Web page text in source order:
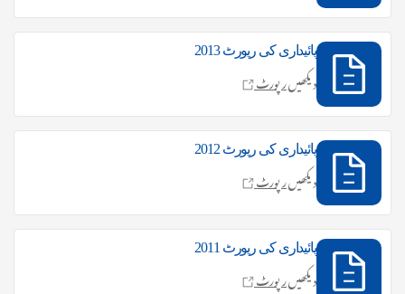
پائیداری کی رپورٹ 2013
دیکھیںرپورٹ
پائیداری کی رپورٹ 2012
دیکھیںرپورٹ
پائیداری کی رپورٹ 2011
دیکھیںرپورٹ